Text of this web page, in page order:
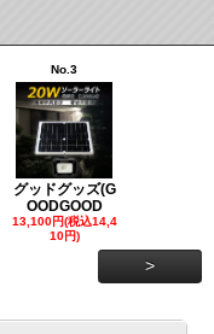
No.3
グッドグッズ(G
OODGOOD
13,100円(税込14,4
10円)
>